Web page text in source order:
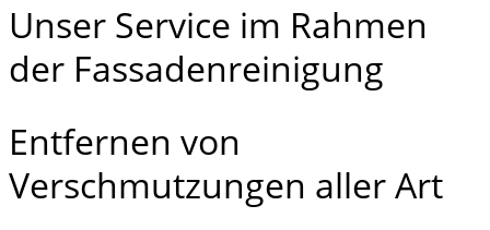
Unser Service im Rahmen
der Fassadenreinigung
Entfernen von
Verschmutzungen aller Art